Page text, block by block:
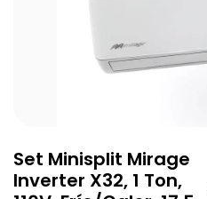
Set Minisplit Mirage
Inverter X32, 1 Ton,